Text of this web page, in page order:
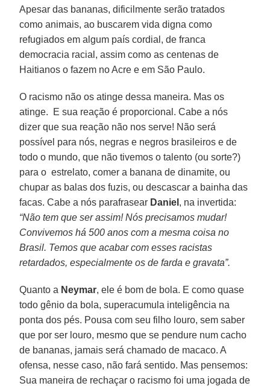
Apesar das bananas, dificilmente serão tratados
como animais, ao buscarem vida digna como
refugiados em algum país cordial, de franca
democracia racial, assim como as centenas de
Haitianos o fazem no Acre e em São Paulo.
O racismo não os atinge dessa maneira. Mas os
atinge. E sua reação é proporcional. Cabe a nós
dizer que sua reação não nos serve! Não será
possível para nós, negras e negros brasileiros e de
todo o mundo, que não tivemos o talento (ou sorte?)
para o estrelato, comer a banana de dinamite, ou
chupar as balas dos fuzis, ou descascar a bainha das
facas. Cabe a nós parafrasear Daniel , na invertida:
“Não tem que ser assim! Nós precisamos mudar!
Convivemos há 500 anos com a mesma coisa no
Brasil. Temos que acabar com esses racistas
retardados, especialmente os de farda e gravata”.
Quanto a Neymar, ele é bom de bola. E como quase
todo gênio da bola, superacumula inteligência na
ponta dos pés. Pousa com seu filho louro, sem saber
que por ser louro, mesmo que se pendure num cacho
de bananas, jamais será chamado de macaco. A
ofensa, nesse caso, não fará sentido. Mas pensemos:
Sua maneira de rechaçar o racismo foi uma jogada de